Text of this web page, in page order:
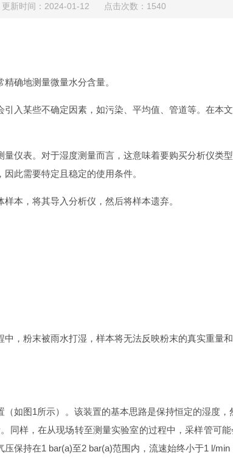
更新时间：2024-01-12 点击次数：1540
确地测量微量水分含量。
某些不确定因素，如污染、平均值、管道等。在本
表。对于湿度测量而言，这意味着要购买分析仪类
此需要特定且稳定的使用条件。
本，将其导入分析仪，然后将样本遗弃。
粉末被雨水打湿，样本将无法反映粉末的真实重量
如图1所示）。该装置的基本思路是保持恒定的湿度，
同样，在从现场转至测量实验室的过程中，采样管可
保持在1 bar(a)至2 bar(a)范围内，流速始终小于1 l/min